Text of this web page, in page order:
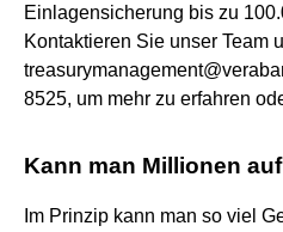
Einlagensicherung bis zu
Kontaktieren Sie unser Team
8525, um mehr zu erfahren
Kann man Millionen
Im Prinzip kann man so viel